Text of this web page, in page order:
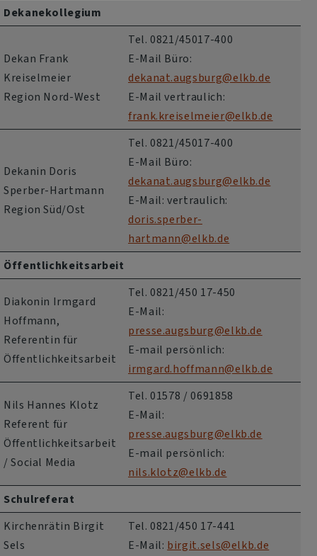
Dekanekollegium
Dekan Frank
Kreiselmeier
Region Nord-West
Tel. 0821/45017-400
E-Mail Büro:
dekanat.augsburg@elkb.de
E-Mail vertraulich:
frank.kreiselmeier@elkb.de
Dekanin Doris
Sperber-Hartmann
Region Süd/Ost
Tel. 0821/45017-400
E-Mail Büro:
dekanat.augsburg@elkb.de
E-Mail: vertraulich:
doris.sperber-
hartmann@elkb.de
Öffentlichkeitsarbeit
Diakonin Irmgard
Hoffmann,
Referentin für
Öffentlichkeitsarbeit
Tel. 0821/450 17-450
E-Mail:
presse.augsburg@elkb.de
E-mail persönlich:
irmgard.hoffmann@elkb.de
Nils Hannes Klotz
Referent für
Öffentlichkeitsarbeit
/ Social Media
Tel. 01578 / 0691858
E-Mail:
presse.augsburg@elkb.de
E-mail persönlich:
nils.klotz@elkb.de
Schulreferat
Kirchenrätin Birgit
Sels
Tel. 0821/450 17-441
E-Mail: birgit.sels@elkb.de